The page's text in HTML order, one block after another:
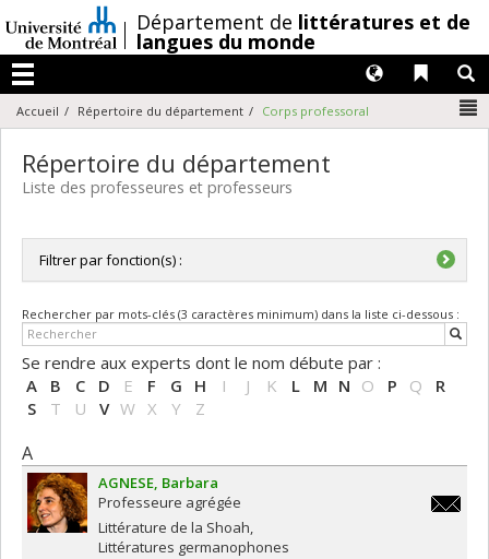
au
contenu
/Département de littératures et de
langues du monde
Menu
Liens
Langues
Accueil Répertoire du département Corps professoral
Répertoire du département
Liste des professeures et professeurs
Filtrer par fonction(s) :
Directrice de département / Directeur de département
Professeure adjointe / Professeur adjoint
Professeure agrégée / Professeur agrégé
Professeure associée / Professeur associé
Professeure invitée / Professeur invité
Rechercher par mots-clés (3 caractères minimum) dans la liste ci-dessous :
Se rendre aux experts dont le nom débute par :
A
B C D E F G H I J K L M N O P Q
R
S
T U V W X Y Z
A
AGNESE Barbara
Professeure agrégée
Littérature de la Shoah
Littératures germanophones